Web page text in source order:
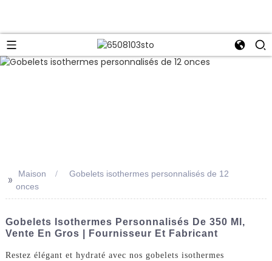
>> Maison
Gobelets isothermes personnalisés de 12
onces
Gobelets Isothermes Personnalisés De 350 Ml,
Vente En Gros | Fournisseur Et Fabricant
Restez élégant et hydraté avec nos gobelets isothermes